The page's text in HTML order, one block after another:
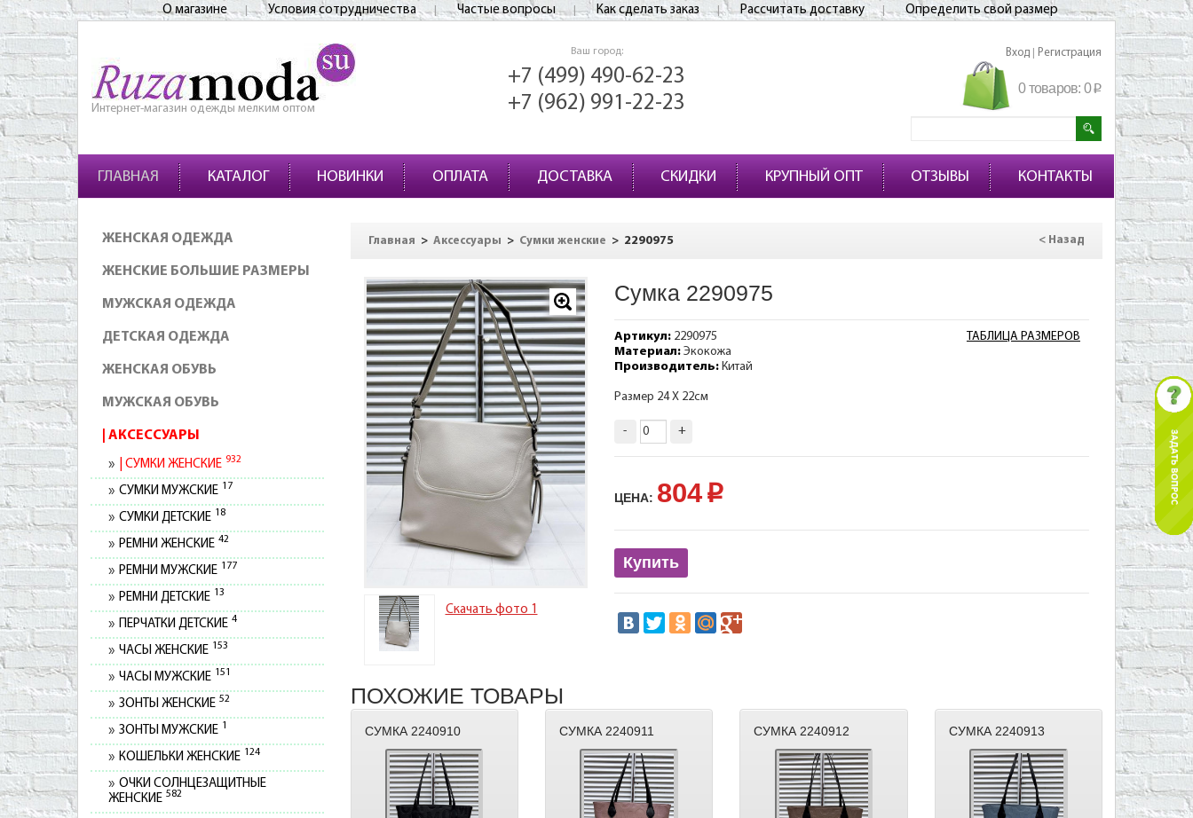
О магазине Условия сотрудничества Частые вопросы Как сделать заказ Рассчитать доставку Определить свой размер
Интернет-магазин одежды мелким оптом
Ваш город:
+7 (499) 490-62-23
+7 (962) 991-22-23
Вход Регистрация
0 товаров: 0p
ГЛАВНАЯ КАТАЛОГ НОВИНКИ ОПЛАТА ДОСТАВКА СКИДКИ КРУПНЫЙ ОПТ ОТЗЫВЫ КОНТАКТЫ
ЖЕНСКАЯ ОДЕЖДА
ЖЕНСКИЕ БОЛЬШИЕ РАЗМЕРЫ
МУЖСКАЯ ОДЕЖДА
ДЕТСКАЯ ОДЕЖДА
ЖЕНСКАЯ ОБУВЬ
МУЖСКАЯ ОБУВЬ
АКСЕССУАРЫ
СУМКИ ЖЕНСКИЕ 932
СУМКИ МУЖСКИЕ 17
СУМКИ ДЕТСКИЕ 18
РЕМНИ ЖЕНСКИЕ 42
РЕМНИ МУЖСКИЕ 177
РЕМНИ ДЕТСКИЕ 13
ПЕРЧАТКИ ДЕТСКИЕ 4
ЧАСЫ ЖЕНСКИЕ 153
ЧАСЫ МУЖСКИЕ 151
ЗОНТЫ ЖЕНСКИЕ 52
ЗОНТЫ МУЖСКИЕ 1
КОШЕЛЬКИ ЖЕНСКИЕ 124
ОЧКИ СОЛНЦЕЗАЩИТНЫЕ
ЖЕНСКИЕ 582
Главная > Аксессуары > Сумки женские > 2290975 < Назад
Скачать фото 1
Сумка 2290975
ТАБЛИЦА РАЗМЕРОВ
Артикул:2290975
Материал:Экокожа
Производитель:Китай
Размер 24 Х 22см
- +
ЦЕНА: 804p
Купить
ПОХОЖИЕ ТОВАРЫ
СУМКА 2240910 СУМКА 2240911 СУМКА 2240912 СУМКА 2240913